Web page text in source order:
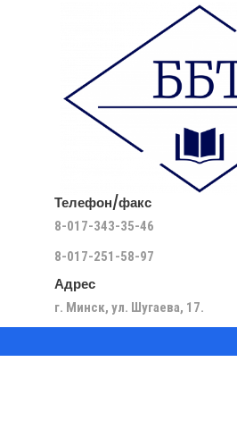
Телефон/факс
8-017-343-35-46
8-017-251-58-97
Адрес
г. Минск, ул. Шугаева, 17.